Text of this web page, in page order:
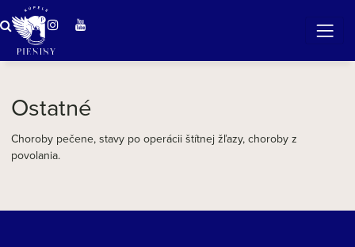
Ostatné
Choroby pečene, stavy po operácii štítnej žľazy, choroby z
povolania.